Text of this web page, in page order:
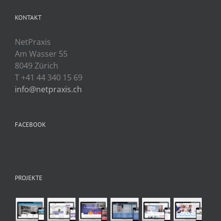
KONTAKT
NetPraxis
Am Wasser 55
8049 Zürich
T +41 44 340 15 69
info@netpraxis.ch
FACEBOOK
PROJEKTE